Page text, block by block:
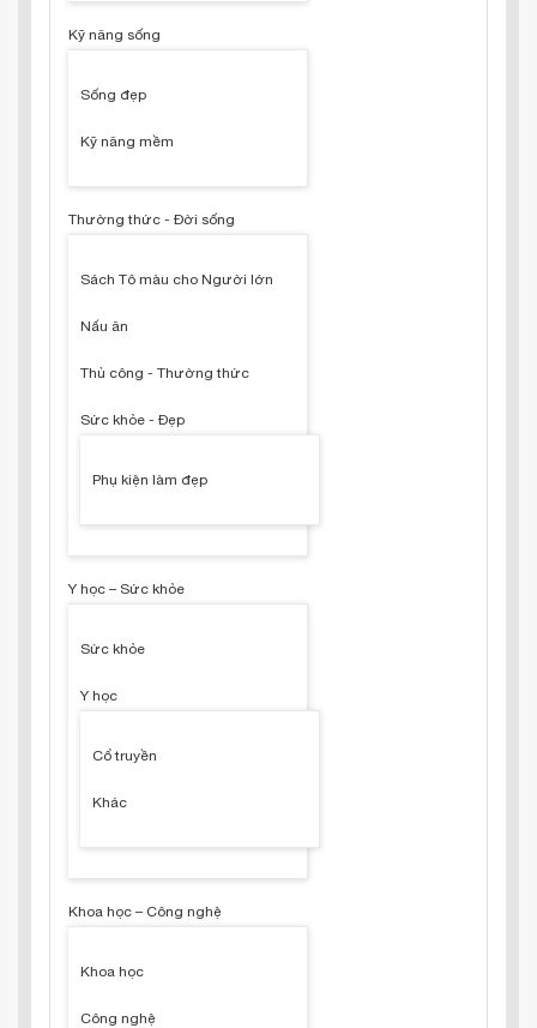
Kỹ năng sống
Sống đẹp
Kỹ năng mềm
Thường thức - Đời sống
Sách Tô màu cho Người lớn
Nấu ăn
Thủ công - Thường thức
Sức khỏe - Đẹp
Phụ kiện làm đẹp
Y học – Sức khỏe
Sức khỏe
Y học
Cổ truyền
Khác
Khoa học – Công nghệ
Khoa học
Công nghệ